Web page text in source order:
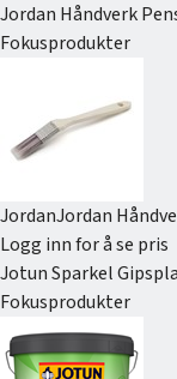
Jordan Håndverk
Fokusprodukter
JordanJordan
Logg inn for å se pris
Jotun Sparkel
Fokusprodukter